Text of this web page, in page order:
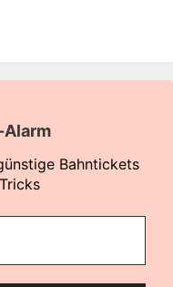
Bahntickets